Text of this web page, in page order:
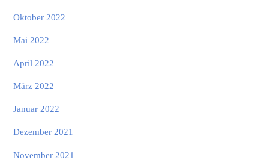
Oktober 2022
Mai 2022
April 2022
März 2022
Januar 2022
Dezember 2021
November 2021